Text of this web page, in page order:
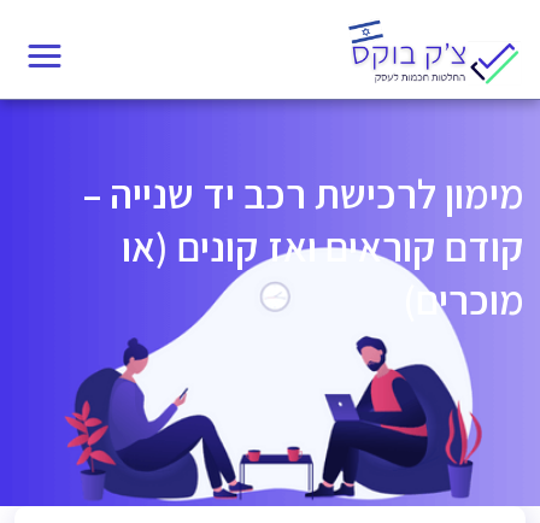
content
מימון לרכישת רכב יד שנייה –
קודם קוראים ואז קונים (או
מוכרים)